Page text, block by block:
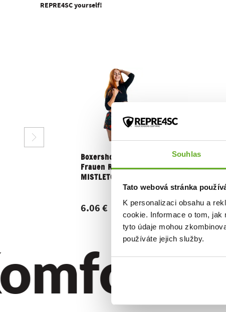
Souhlas
Tato webová stránka
K personalizaci obsahu a
cookie. Informace o tom,
tyto údaje mohou
používáte jejich služby.
REPRE4SC yourself!
Boxershorts für
Frauen REPRE4SC
MISTLETOE
6.06 €